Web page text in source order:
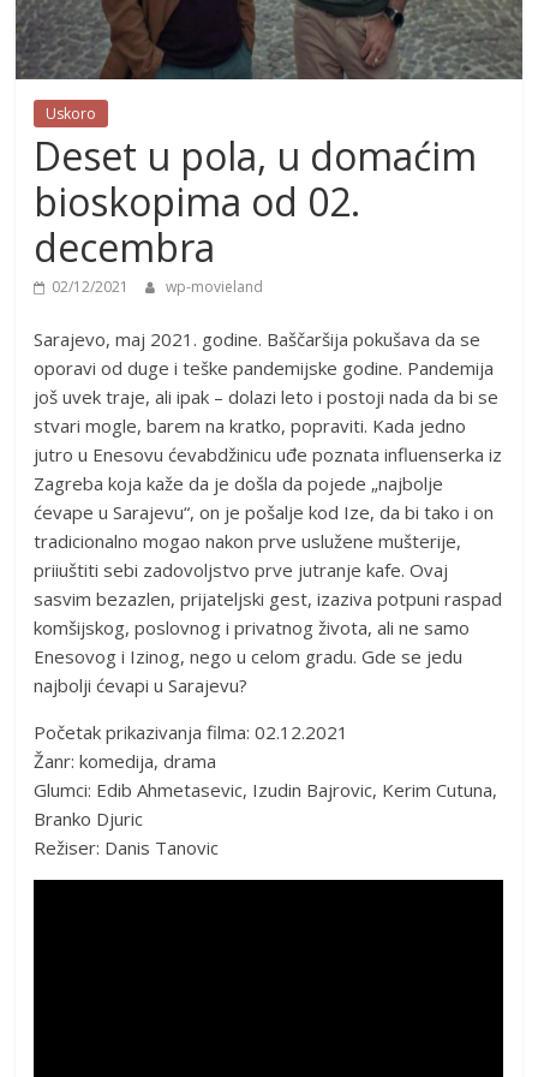
Uskoro
Deset u pola, u domaćim
bioskopima od 02.
decembra
02/12/2021 wp-movieland
Sarajevo, maj 2021. godine. Baščaršija pokušava da se
oporavi od duge i teške pandemijske godine. Pandemija
još uvek traje, ali ipak – dolazi leto i postoji nada da bi se
stvari mogle, barem na kratko, popraviti. Kada jedno
jutro u Enesovu ćevabdžinicu uđe poznata influenserka iz
Zagreba koja kaže da je došla da pojede „najbolje
ćevape u Sarajevu“, on je pošalje kod Ize, da bi tako i on
tradicionalno mogao nakon prve uslužene mušterije,
priiuštiti sebi zadovoljstvo prve jutranje kafe. Ovaj
sasvim bezazlen, prijateljski gest, izaziva potpuni raspad
komšijskog, poslovnog i privatnog života, ali ne samo
Enesovog i Izinog, nego u celom gradu. Gde se jedu
najbolji ćevapi u Sarajevu?
Početak prikazivanja filma: 02.12.2021
Žanr: komedija, drama
Glumci: Edib Ahmetasevic, Izudin Bajrovic, Kerim Cutuna,
Branko Djuric
Režiser: Danis Tanovic